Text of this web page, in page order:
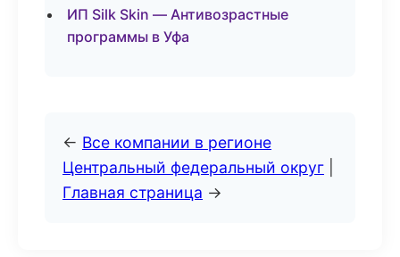
ИП Silk Skin — Антивозрастные
программы в Уфа
← Все компании в регионе
Центральный федеральный округ
Главная страница →